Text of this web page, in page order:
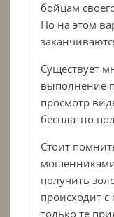
бойцам
Но на этом
Существует
выполнение
просмотр
бесплатно
Стоит
получить
происходит с
только те